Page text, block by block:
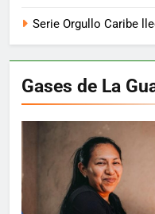
Serie Orgullo Caribe
Gases de La